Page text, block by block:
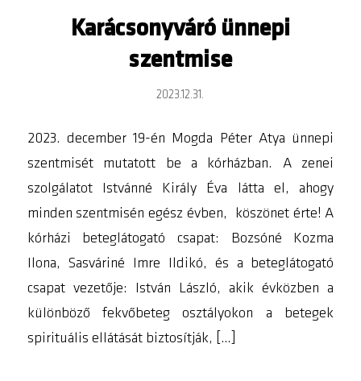
Karácsonyváró ünnepi
szentmise
2023.12.31.
2023. december 19-én Mogda Péter Atya ünnepi
szentmisét mutatott be a kórházban. A zenei
szolgálatot Istvánné Király Éva látta el, ahogy
minden szentmisén egész évben, köszönet érte! A
kórházi beteglátogató csapat: Bozsóné Kozma
Ilona, Sasváriné Imre Ildikó, és a beteglátogató
csapat vezetője: István László, akik évközben a
különböző fekvőbeteg osztályokon a betegek
spirituális ellátását biztosítják, […]